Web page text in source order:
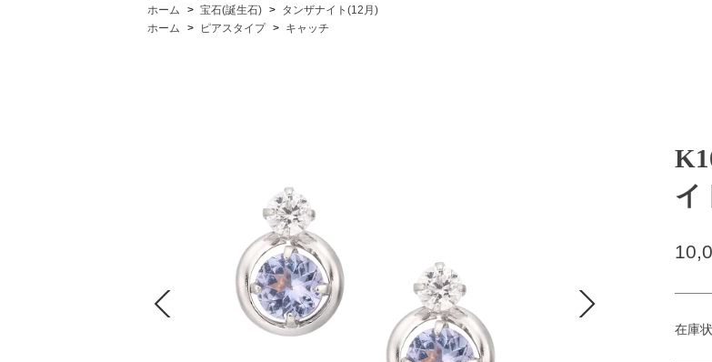
ホーム
宝石(誕生石)
タンザナイト(12月)
ホーム
ピアスタイプ キャッチ
イ
在庫